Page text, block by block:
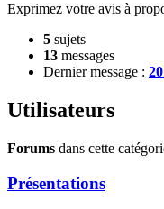
Exprimez votre avis à
5 sujets
13 messages
Dernier message :
Utilisateurs
Forums dans cette
Présentations